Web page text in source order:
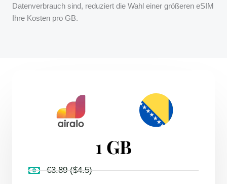
Datenverbrauch sind, reduziert die Wahl einer größeren eSIM
Ihre Kosten pro GB.
1 GB
€3.89 ($4.5)